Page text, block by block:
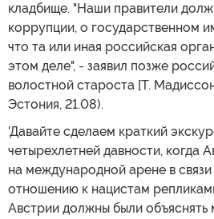
кладбище. "Наши правители
коррупции, о государственном
что та или иная российская
этом деле", - заявил позже
волостной староста [Т.
Эстония, 21.08).
'Давайте сделаем краткий
четырехлетней давности, когда
на международной арене в
отношению к нацистам
Австрии должны были объяснять